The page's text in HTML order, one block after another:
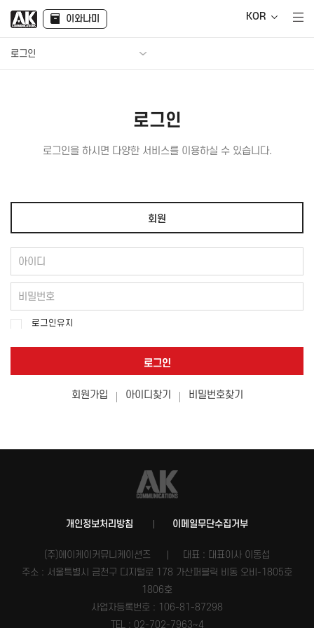
이와나미 KOR
로그인
로그인
로그인을 하시면 다양한 서비스를 이용하실 수 있습니다.
회원
로그인유지
로그인
회원가입 아이디찾기 비밀번호찾기
개인정보처리방침 이메일무단수집거부
(주)에이케이커뮤니케이션즈
대표 : 대표이사 이동섭
주소 : 서울특별시 금천구 디지털로 178 가산퍼블릭 비동 오비-1805호
1806호
사업자등록번호 : 106-81-87298
TEL : 02-702-7963~4